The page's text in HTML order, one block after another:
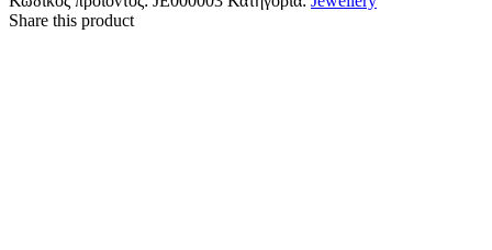
Share this product